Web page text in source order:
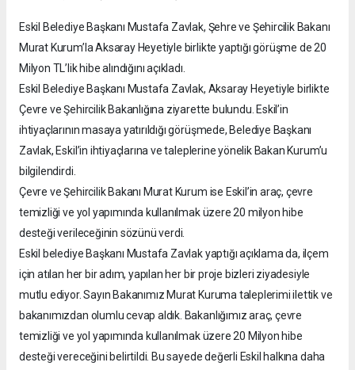
Eskil Belediye Başkanı Mustafa Zavlak, Şehre ve Şehircilik Bakanı
Murat Kurum’la Aksaray Heyetiyle birlikte yaptığı görüşme de 20
Milyon TL’lik hibe alındığını açıkladı.
Eskil Belediye Başkanı Mustafa Zavlak, Aksaray Heyetiyle birlikte
Çevre ve Şehircilik Bakanlığına ziyarette bulundu. Eskil’in
ihtiyaçlarının masaya yatırıldığı görüşmede, Belediye Başkanı
Zavlak, Eskil’in ihtiyaçlarına ve taleplerine yönelik Bakan Kurum’u
bilgilendirdi.
Çevre ve Şehircilik Bakanı Murat Kurum ise Eskil’in araç, çevre
temizliği ve yol yapımında kullanılmak üzere 20 milyon hibe
desteği verileceğinin sözünü verdi.
Eskil belediye Başkanı Mustafa Zavlak yaptığı açıklama da, ilçem
için atılan her bir adım, yapılan her bir proje bizleri ziyadesiyle
mutlu ediyor. Sayın Bakanımız Murat Kuruma taleplerimi ilettik ve
bakanımızdan olumlu cevap aldık. Bakanlığımız araç, çevre
temizliği ve yol yapımında kullanılmak üzere 20 Milyon hibe
desteği vereceğini belirtildi. Bu sayede değerli Eskil halkına daha